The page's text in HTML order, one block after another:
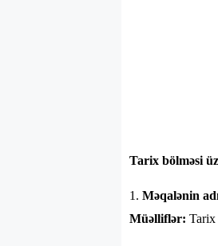
Tarix bölməsi
1. Məqalənin
Müəlliflər: Tarix